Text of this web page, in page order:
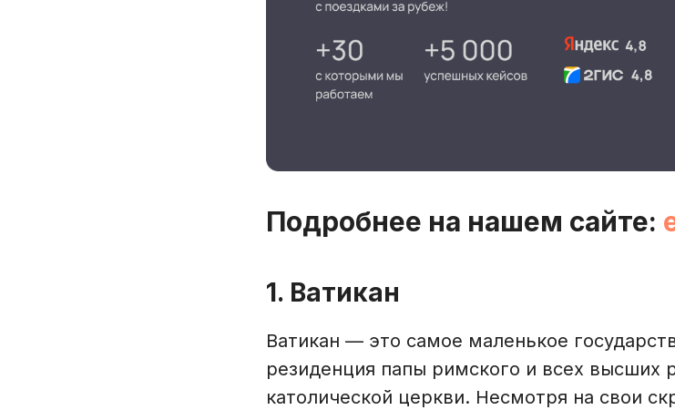
Подробнее на нашем сайте:
1. Ватикан
Ватикан — это самое маленькое
резиденция папы римского и всех высших
католической церкви. Несмотря на свои